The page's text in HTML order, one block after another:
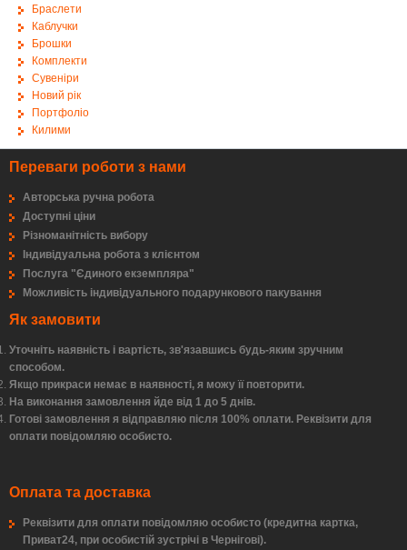
Браслети
Каблучки
Брошки
Комплекти
Сувеніри
Новий рік
Портфоліо
Килими
Переваги роботи з нами
Авторська ручна робота
Доступні ціни
Різноманітність вибору
Індивідуальна робота з клієнтом
Послуга "Єдиного екземпляра"
Можливість індивідуального подарункового пакування
Як замовити
Уточніть наявність і вартість, зв'язавшись будь-яким зручним
способом.
Якщо прикраси немає в наявності, я можу її повторити.
На виконання замовлення йде від 1 до 5 днів.
Готові замовлення я відправляю після 100% оплати. Реквізити для
оплати повідомляю особисто.
Оплата та доставка
Реквізити для оплати повідомляю особисто (кредитна картка,
Приват24, при особистій зустрічі в Чернігові).